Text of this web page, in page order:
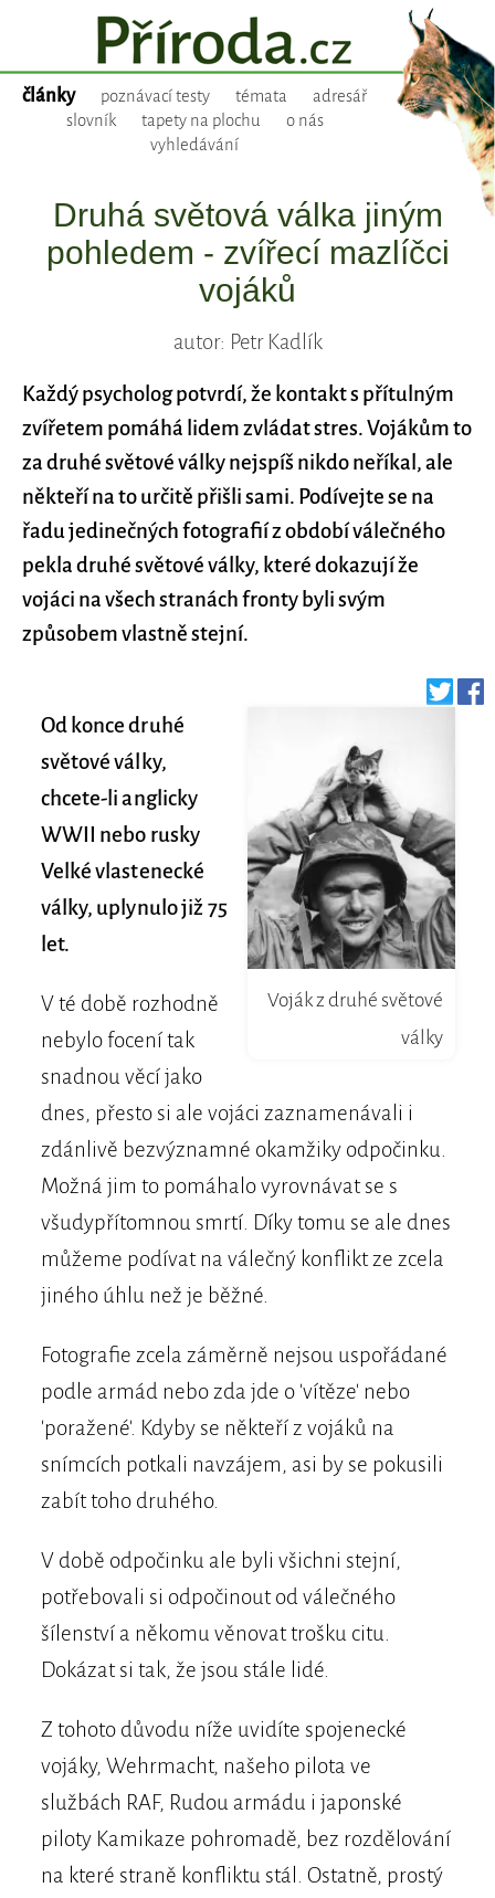
články poznávací testy témata
adresář
slovník
tapety na plochu
o nás
vyhledávání
Druhá světová válka jiným
pohledem - zvířecí mazlíčci
vojáků
autor: Petr Kadlík
Každý psycholog potvrdí, že kontakt s přítulným
zvířetem pomáhá lidem zvládat stres. Vojákům to
za druhé světové války nejspíš nikdo neříkal, ale
někteří na to určitě přišli sami. Podívejte se na
řadu jedinečných fotografií z období válečného
pekla druhé světové války, které dokazují že
vojáci na všech stranách fronty byli svým
způsobem vlastně stejní.
Voják z druhé světové
války
Od konce druhé
světové války,
chcete-li anglicky
WWII nebo rusky
Velké vlastenecké
války, uplynulo již 75
let.
V té době rozhodně
nebylo focení tak
snadnou věcí jako
dnes, přesto si ale vojáci zaznamenávali i
zdánlivě bezvýznamné okamžiky odpočinku.
Možná jim to pomáhalo vyrovnávat se s
všudypřítomnou smrtí. Díky tomu se ale dnes
můžeme podívat na válečný konflikt ze zcela
jiného úhlu než je běžné.
Fotografie zcela záměrně nejsou uspořádané
podle armád nebo zda jde o 'vítěze' nebo
'poražené'. Kdyby se někteří z vojáků na
snímcích potkali navzájem, asi by se pokusili
zabít toho druhého.
V době odpočinku ale byli všichni stejní,
potřebovali si odpočinout od válečného
šílenství a někomu věnovat trošku citu.
Dokázat si tak, že jsou stále lidé.
Z tohoto důvodu níže uvidíte spojenecké
vojáky, Wehrmacht, našeho pilota ve
službách RAF, Rudou armádu i japonské
piloty Kamikaze pohromadě, bez rozdělování
na které straně konfliktu stál. Ostatně, prostý